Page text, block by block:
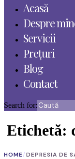
Acasă
Despre
Servicii
Prețuri
Blog
Contact
Search for:
Etichetă:
HOME/DEPRESIA DE